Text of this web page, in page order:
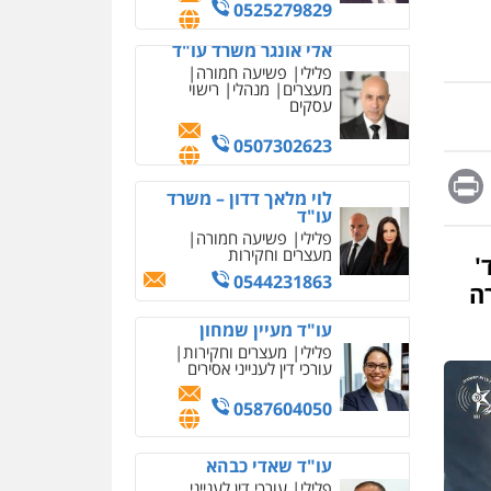
Message
Print
0525279829
אלי אונגר משרד עו"ד
פלילי פשיעה חמורה
מעצרים מנהלי רישוי
עסקים
0507302623
לוי מלאך דדון – משרד
עו"ד
פלילי פשיעה חמורה
מעצרים וחקירות
0544231863
עו"ד מעיין שמחון
פלילי מעצרים וחקירות
עורכי דין לענייני אסירים
0587604050
עו"ד שאדי כבהא
מחיקת כתבות מגוגל
ודחיקת אזכורים שליליים
שירותים מקצועיים לעורכי
דין
0522508109
אחסון אתרים
מהירות הגנה גיבוי
תמיכה שירותים מקצועיים
לעורכי דין
מרכז התחלה חדשה
אסירים עבירות מין
שירותים מקצועיים לעורכי
דין
0544500346
מאיה בלום, עו"ס,
טיפול ושיקום
טיפול בהתמכרויות
שירותים מקצועיים לעורכי
דין
אבי שקד מונה
כחבר ועדת איסור הלבנת הון